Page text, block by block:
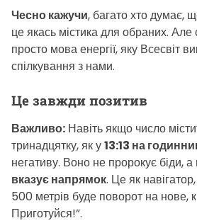
Чесно кажучи, багато хто думає,
це якась містика для обраних.
просто мова енергії, яку Всесвіт
спілкування з нами.
Це завжди позитив
Важливо: Навіть якщо число
тринадцятку, як у13:13 на
негативу. Воно не пророкує біди, а
вказує напрямок. Це як
500 метрів буде поворот на нове,
Приготуйся!”.